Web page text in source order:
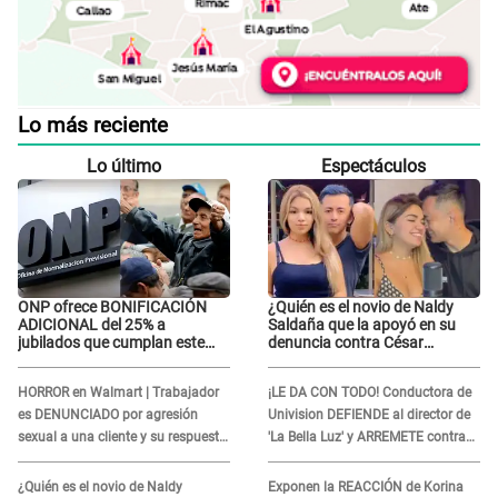
Lo más reciente
Lo último
ONP ofrece BONIFICACIÓN
ADICIONAL del 25% a
jubilados que cumplan este
HORROR en Walmart | Trabajador
es DENUNCIADO por agresión
sexual a una cliente y su respuesta
INDIGNÓ A TODOS
¿Quién es el novio de Naldy
Espectáculos
¿Quién es el novio de Naldy
Saldaña que la apoyó en su
denuncia contra César
¡LE DA CON TODO! Conductora de
Univision DEFIENDE al director de
'La Bella Luz' y ARREMETE contra
Naldy Saldaña: “Muchas
amantes...”
Exponen la REACCIÓN de Korina